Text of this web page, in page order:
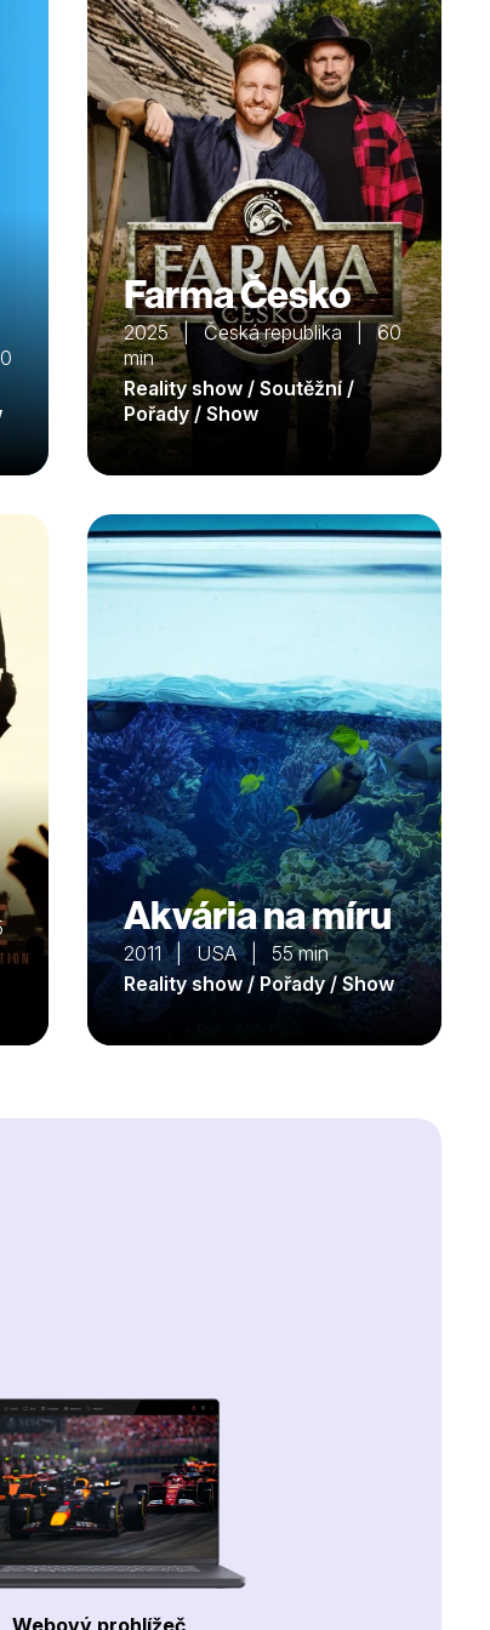
Farma Česko
2025 | Česká republika | 60
min
Reality show / Soutěžní /
Pořady / Show
Akvária na míru
2011 | USA | 55 min
Reality show / Pořady / Show
Webový prohlížeč